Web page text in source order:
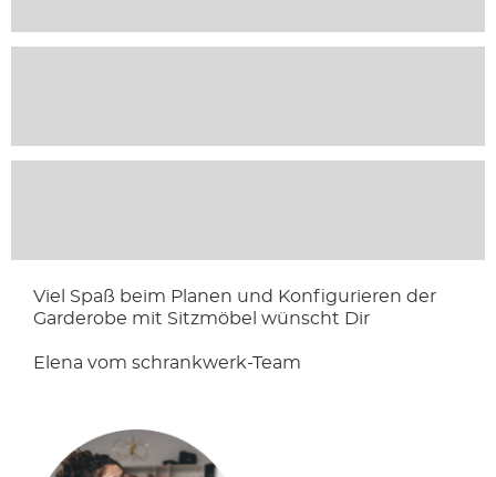
Viel Spaß beim Planen und Konfigurieren der
Garderobe mit Sitzmöbel wünscht Dir
Elena vom schrankwerk-Team